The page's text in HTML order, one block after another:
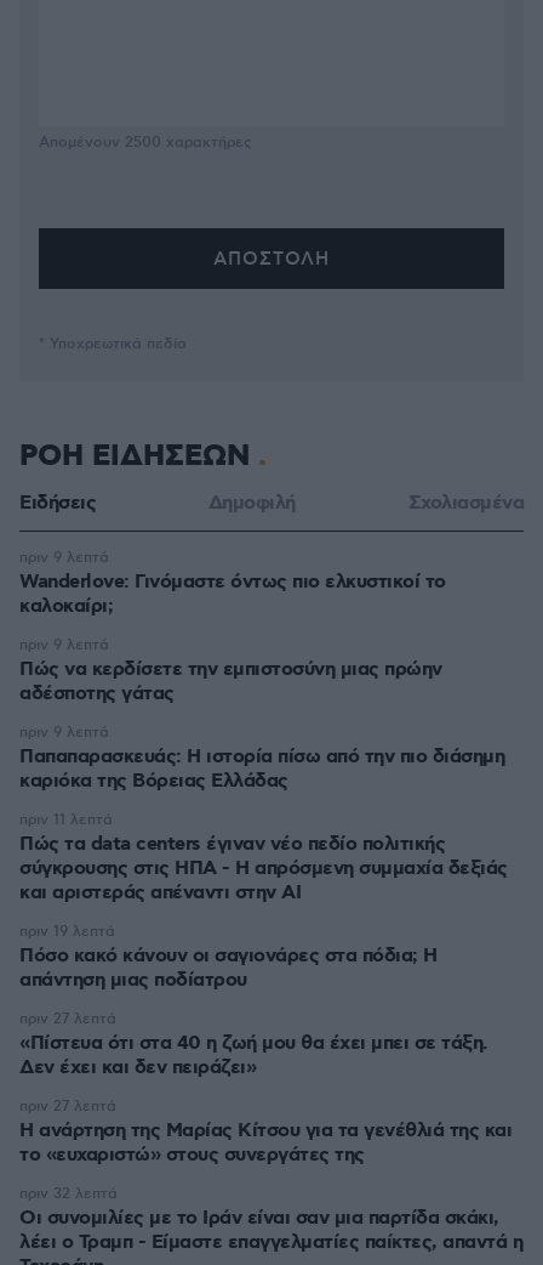
Απομένουν 2500 χαρακτήρες
* Υποχρεωτικά πεδία
ΡΟΗ ΕΙΔΗΣΕΩΝ
Ειδήσεις Δημοφιλή Σχολιασμένα
Wanderlove: Γινόμαστε όντως πιο ελκυστικοί το
καλοκαίρι;
πριν 9 λεπτά
Πώς να κερδίσετε την εμπιστοσύνη μιας πρώην
αδέσποτης γάτας
πριν 9 λεπτά
Παπαπαρασκευάς: Η ιστορία πίσω από την πιο διάσημη
καριόκα της Βόρειας Ελλάδας
πριν 9 λεπτά
Πώς τα data centers έγιναν νέο πεδίο πολιτικής
σύγκρουσης στις ΗΠΑ - Η απρόσμενη συμμαχία δεξιάς
και αριστεράς απέναντι στην AI
πριν 11 λεπτά
Πόσο κακό κάνουν οι σαγιονάρες στα πόδια; Η
απάντηση μιας ποδίατρου
πριν 19 λεπτά
«Πίστευα ότι στα 40 η ζωή μου θα έχει μπει σε τάξη.
Δεν έχει και δεν πειράζει»
πριν 27 λεπτά
Η ανάρτηση της Μαρίας Κίτσου για τα γενέθλιά της και
το «ευχαριστώ» στους συνεργάτες της
πριν 27 λεπτά
Οι συνομιλίες με το Ιράν είναι σαν μια παρτίδα σκάκι,
λέει ο Τραμπ - Είμαστε επαγγελματίες παίκτες, απαντά η
πριν 32 λεπτά